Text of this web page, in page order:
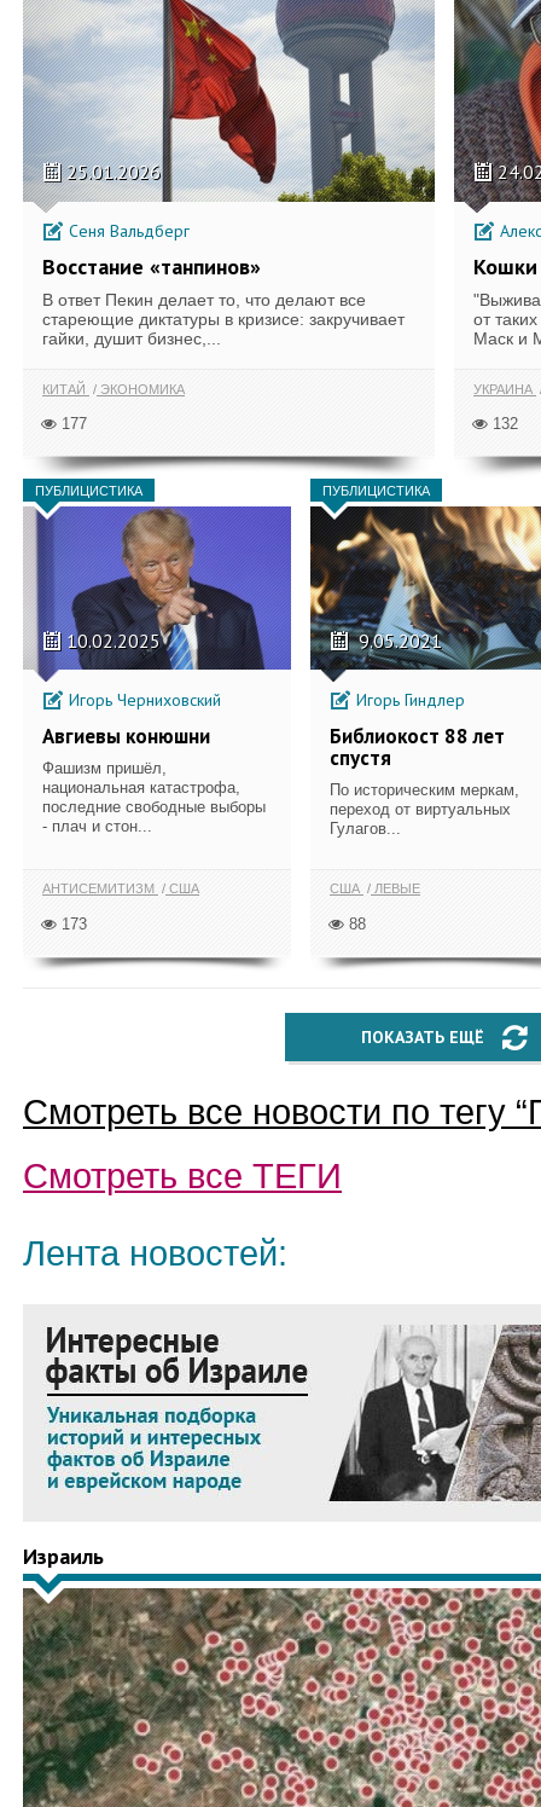
25.01.2026
Сеня Вальдберг
Восстание «танпинов»
В ответ Пекин делает то, что делают все
стареющие диктатуры в кризисе: закручивает
гайки, душит бизнес,...
КИТАЙ ЭКОНОМИКА
177
Кошки
от
Маск и
УКРАИНА
132
ПУБЛИЦИСТИКА
10.02.2025
Игорь Черниховский
Авгиевы конюшни
Фашизм пришёл,
национальная катастрофа,
последние свободные выборы
- плач и стон...
АНТИСЕМИТИЗМ США
173
ПУБЛИЦИСТИКА
9.05.2021
Игорь Гиндлер
Библиокост 88 лет
спустя
По историческим меркам,
переход от виртуальных
Гулагов...
США ЛЕВЫЕ
88
ПОКАЗАТЬ ЕЩЁ
Смотреть все новости по тегу “
Смотреть все ТЕГИ
Лента новостей:
Израиль